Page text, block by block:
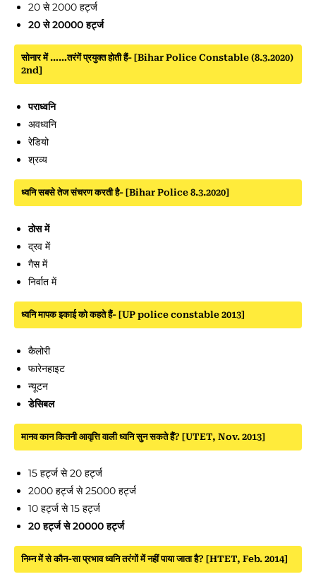
20 से 2000 हर्ट्ज
20 से 20000 हर्ट्ज
सोनार में ……तरंगें प्रयुक्त होती हैं- [Bihar Police Constable (8.3.2020)
2nd]
पराध्वनि
अवध्वनि
रेडियो
श्रव्य
ध्वनि सबसे तेज संचरण करती है- [Bihar Police 8.3.2020]
ठोस में
द्रव में
गैस में
निर्वात में
ध्वनि मापक इकाई को कहते हैं- [UP police constable 2013]
कैलोरी
फारेनहाइट
न्यूटन
डेसिबल
मानव कान कितनी आवृत्ति वाली ध्वनि सुन सकते हैं? [UTET, Nov. 2013]
15 हर्ट्ज से 20 हर्ट्ज
2000 हर्ट्ज से 25000 हर्ट्ज
10 हर्ट्ज से 15 हर्ट्ज
20 हर्ट्ज से 20000 हर्ट्ज
निम्न में से कौन-सा प्रभाव ध्वनि तरंगों में नहीं पाया जाता है? [HTET, Feb. 2014]